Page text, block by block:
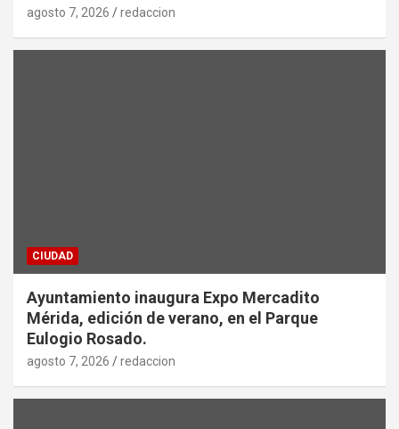
agosto 7, 2026 redaccion
CIUDAD
Ayuntamiento inaugura Expo Mercadito
Mérida, edición de verano, en el Parque
Eulogio Rosado.
agosto 7, 2026 redaccion